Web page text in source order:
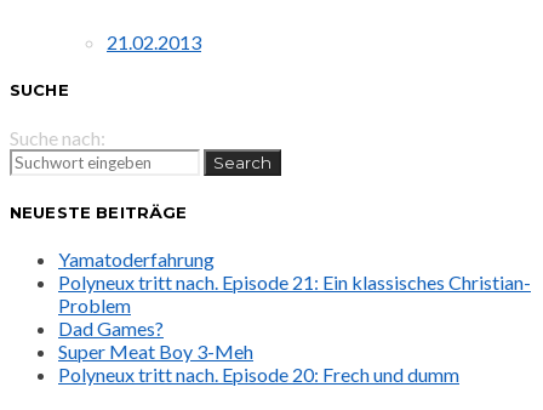
21.02.2013
SUCHE
Suche nach:
Search
NEUESTE BEITRÄGE
Yamatoderfahrung
Polyneux tritt nach. Episode 21: Ein klassisches Christian-
Problem
Dad Games?
Super Meat Boy 3-Meh
Polyneux tritt nach. Episode 20: Frech und dumm